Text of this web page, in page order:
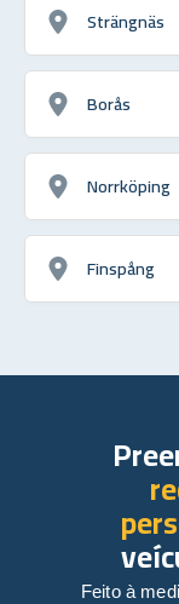
Strängnäs
Borås
Norrköping
Finspång
Feito à